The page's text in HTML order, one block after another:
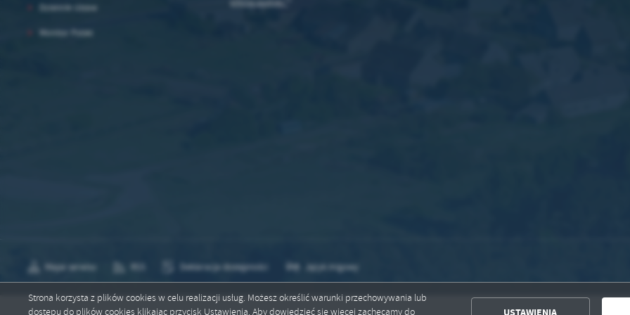
Strona korzysta z plików cookies w celu realizacji usług. Możesz określić warunki przechowywania lub
dostępu do plików cookies klikając przycisk Ustawienia. Aby dowiedzieć się więcej zachęcamy do
Dziennik Ustaw
Monitor Polski
plików cookies *
Mapa serwisu Deklaracja dostępności Język migowy